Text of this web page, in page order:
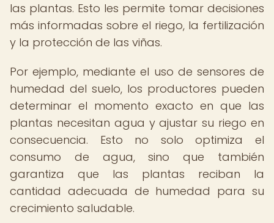
las plantas. Esto les permite tomar decisiones
más informadas sobre el riego, la fertilización
y la protección de las viñas.
Por ejemplo, mediante el uso de sensores de
humedad del suelo, los productores pueden
determinar el momento exacto en que las
plantas necesitan agua y ajustar su riego en
consecuencia. Esto no solo optimiza el
consumo de agua, sino que también
garantiza que las plantas reciban la
cantidad adecuada de humedad para su
crecimiento saludable.